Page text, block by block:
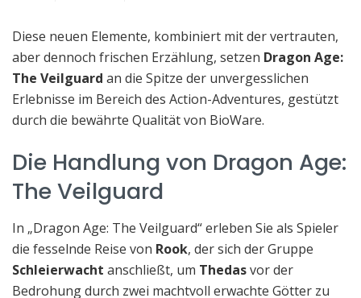
Diese neuen Elemente, kombiniert mit der vertrauten,
aber dennoch frischen Erzählung, setzen Dragon Age:
The Veilguard an die Spitze der unvergesslichen
Erlebnisse im Bereich des Action-Adventures, gestützt
durch die bewährte Qualität von BioWare.
Die Handlung von Dragon Age:
The Veilguard
In „Dragon Age: The Veilguard“ erleben Sie als Spieler
die fesselnde Reise von Rook, der sich der Gruppe
Schleierwacht anschließt, um Thedasvor der
Bedrohung durch zwei machtvoll erwachte Götter zu